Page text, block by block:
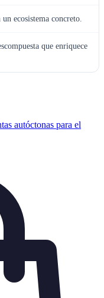
ecosistema concreto.
que enriquece
autóctonas para el